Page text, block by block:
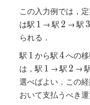
この入力例では，
は駅 1
1 → 駅 2
2 → 駅 3
3
られる．
駅 1
1 から駅 4
4 への
は，駅 1
1 → 駅 2
2 →
選べばよい．この
おいて支払うべき運